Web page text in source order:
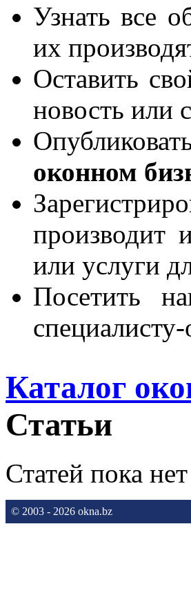
Узнать все
их
Оставить
новость или
оконном
производит
или услуги
Посетить
Каталог
Статьи
Статей пока нет
© 2003 - 2026 okna.bz